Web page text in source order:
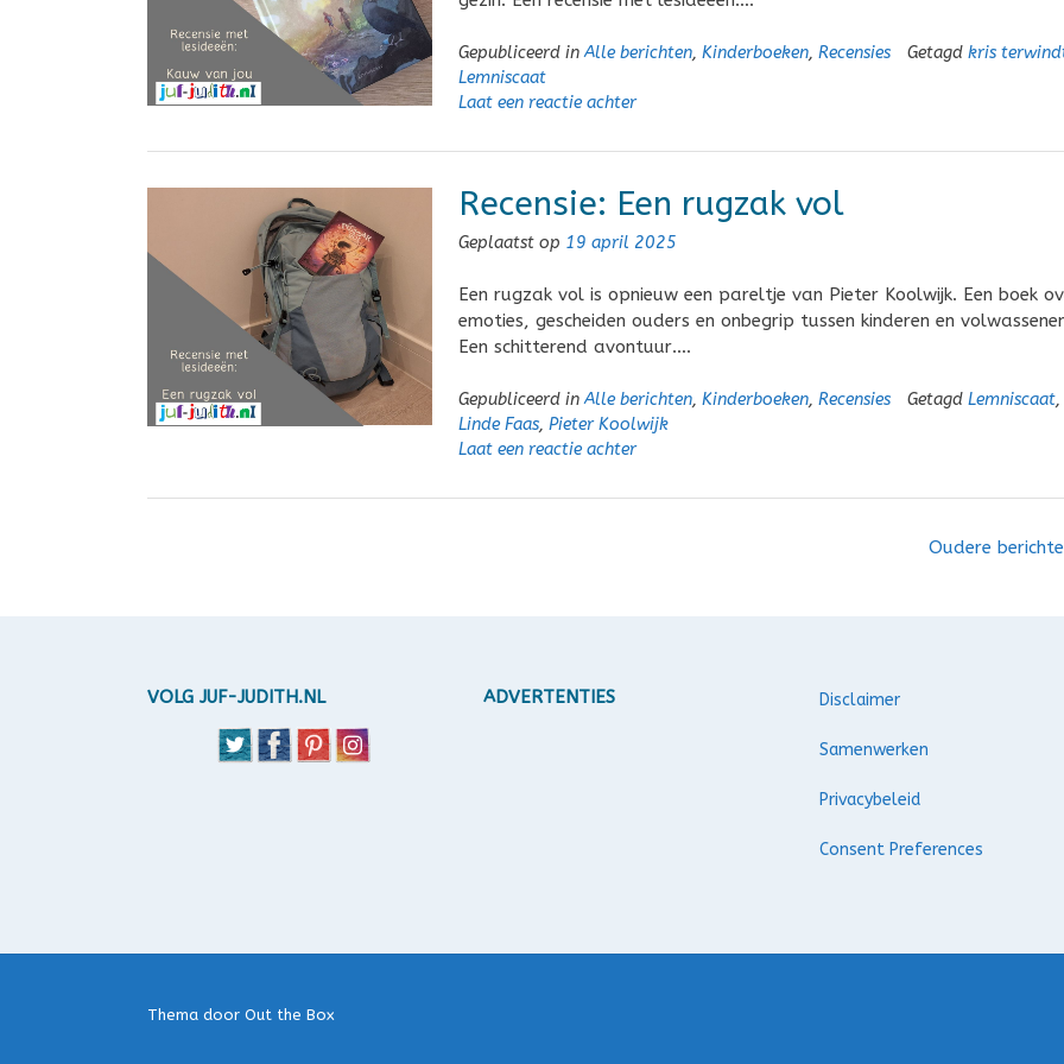
Gepubliceerd inAlle berichten, Kinderboeken, Recensies Getagd kris
Lemniscaat
Laat een reactie achter
Recensie: Een rugzak vol
Geplaatst op 19 april 2025
Een rugzak vol is opnieuw een pareltje van Pieter Koolwijk. Een boek
emoties, gescheiden ouders en onbegrip tussen kinderen en
Een schitterend avontuur….
Gepubliceerd inAlle berichten, Kinderboeken, Recensies Getagd Lemniscaat,
Linde Faas, Pieter Koolwijk
Laat een reactie achter
Oudere
VOLG JUF-JUDITH.NL ADVERTENTIES Disclaimer
Samenwerken
Privacybeleid
Consent Preferences
Thema door Out the Box